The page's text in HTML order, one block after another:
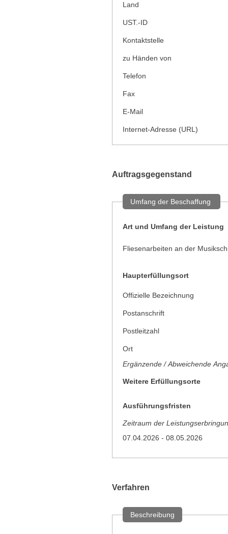
Land
UST.-ID
Kontaktstelle
zu Händen von
Telefon
Fax
E-Mail
Internet-Adresse (URL)
Auftragsgegenstand
Umfang der Beschaffung
Art und Umfang der Leistung
Fliesenarbeiten an der
Haupterfüllungsort
Offizielle Bezeichnung
Postanschrift
Postleitzahl
Ort
Ergänzende / Abweichende
Weitere Erfüllungsorte
Ausführungsfristen
Zeitraum der
07.04.2026 - 08.05.2026
Verfahren
Beschreibung